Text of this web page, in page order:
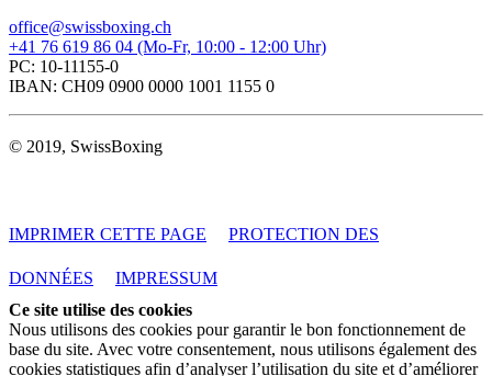
office@swissboxing.ch
+41 76 619 86 04 (Mo-Fr, 10:00 - 12:00 Uhr)
PC: 10-11155-0
IBAN: CH09 0900 0000 1001 1155 0
© 2019, SwissBoxing
IMPRIMER CETTE PAGE PROTECTION DES
DONNÉES
IMPRESSUM
Ce site utilise des cookies
Nous utilisons des cookies pour garantir le bon fonctionnement de
base du site. Avec votre consentement, nous utilisons également des
cookies statistiques afin d’analyser l’utilisation du site et d’améliorer